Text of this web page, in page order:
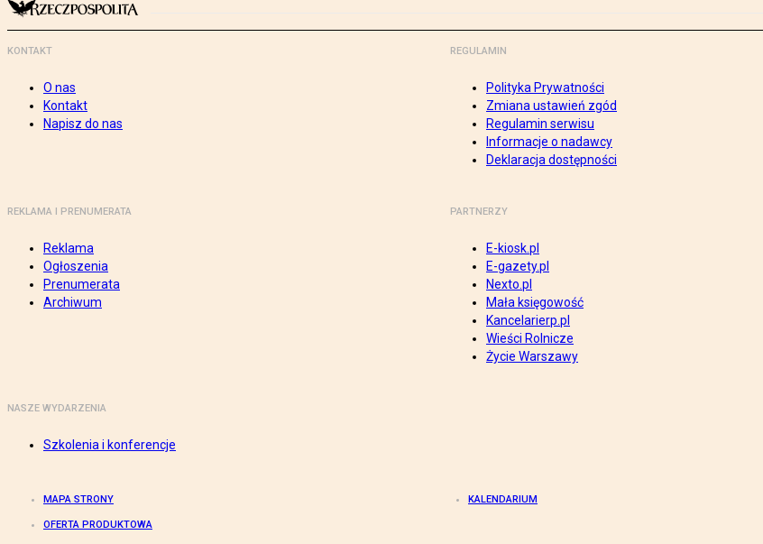
KONTAKT
O nas
Kontakt
Napisz do nas
REGULAMIN
Polityka Prywatności
Zmiana ustawień zgód
Regulamin serwisu
Informacje o nadawcy
Deklaracja dostępności
REKLAMA I PRENUMERATA
Reklama
Ogłoszenia
Prenumerata
Archiwum
PARTNERZY
E-kiosk.pl
E-gazety.pl
Nexto.pl
Mała księgowość
Kancelarierp.pl
Wieści Rolnicze
Życie Warszawy
NASZE WYDARZENIA
Szkolenia i konferencje
MAPA STRONY KALENDARIUM
OFERTA PRODUKTOWA